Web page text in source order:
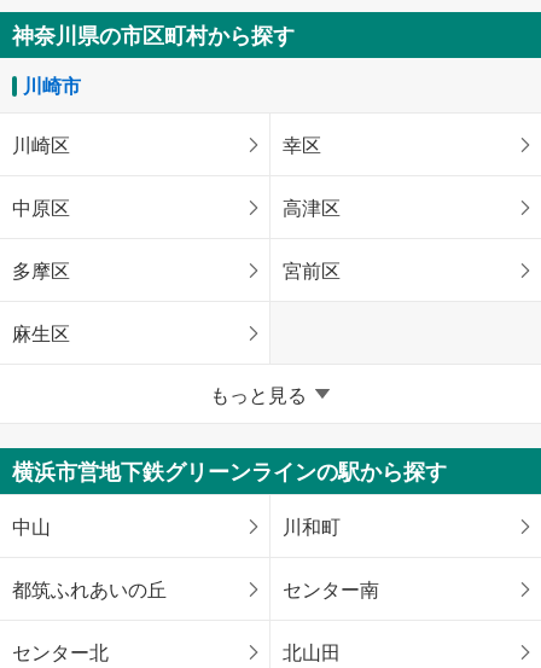
神奈川県の市区町村から探す
川崎市
川崎区 幸区
中原区 高津区
多摩区 宮前区
麻生区
鶴見区 神奈川区
西区 中区
南区 保土ケ谷区
磯子区 金沢区
もっと見る
横浜市営地下鉄グリーンラインの駅から探す
中山 川和町
都筑ふれあいの丘 センター南
センター北 北山田